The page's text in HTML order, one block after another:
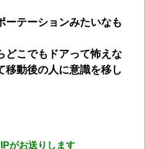
ーテーションみたいなも
どこでもドアって怖えな
移動後の人に意識を移し
がお送りします